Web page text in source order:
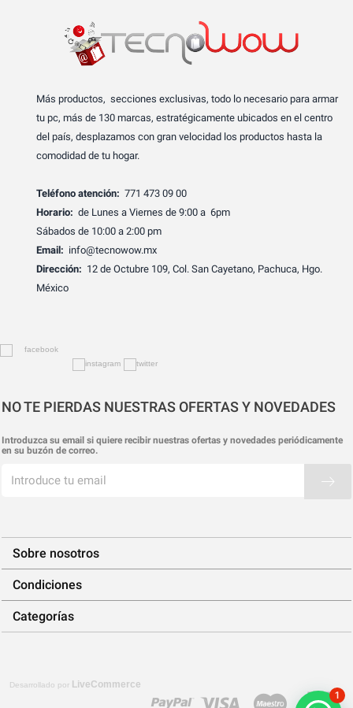
Más productos, secciones exclusivas, todo lo necesario para armar
tu pc, más de 130 marcas, estratégicamente ubicados en el centro
del país, desplazamos con gran velocidad los productos hasta la
comodidad de tu hogar.
Teléfono atención: 771 473 09 00
Horario: de Lunes a Viernes de 9:00 a 6pm
Sábados de 10:00 a 2:00 pm
Email: info@tecnowow.mx
Dirección: 12 de Octubre 109, Col. San Cayetano, Pachuca, Hgo.
México
NO TE PIERDAS NUESTRAS OFERTAS Y NOVEDADES
Introduzca su email si quiere recibir nuestras ofertas y novedades periódicamente
en su buzón de correo.
Sobre nosotros
Condiciones
Categorías
Desarrollado por LiveCommerce
1